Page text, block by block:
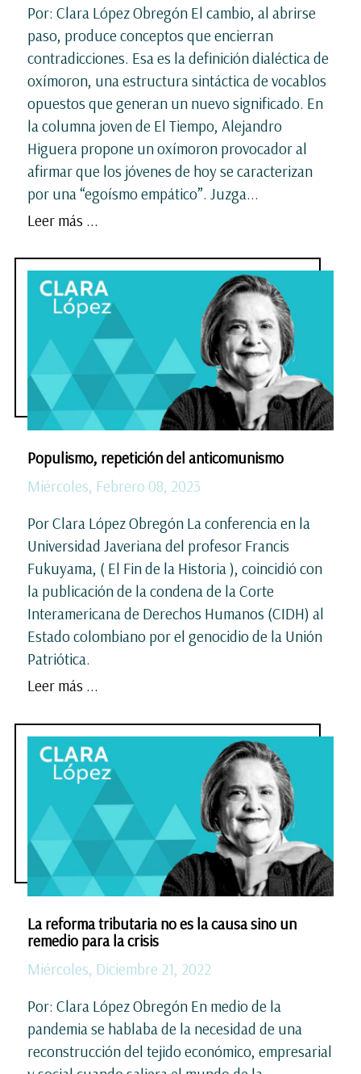
Por: Clara López Obregón El cambio, al abrirse
paso, produce conceptos que encierran
contradicciones. Esa es la definición dialéctica de
oxímoron, una estructura sintáctica de vocablos
opuestos que generan un nuevo significado. En
la columna joven de El Tiempo, Alejandro
Higuera propone un oxímoron provocador al
afirmar que los jóvenes de hoy se caracterizan
por una “egoísmo empático”. Juzga...
Leer más ...
Populismo, repetición del anticomunismo
Miércoles, Febrero 08, 2023
Por Clara López Obregón La conferencia en la
Universidad Javeriana del profesor Francis
Fukuyama, ( El Fin de la Historia ), coincidió con
la publicación de la condena de la Corte
Interamericana de Derechos Humanos (CIDH) al
Estado colombiano por el genocidio de la Unión
Patriótica.
Leer más ...
La reforma tributaria no es la causa sino un
remedio para la crisis
Miércoles, Diciembre 21, 2022
Por: Clara López Obregón En medio de la
pandemia se hablaba de la necesidad de una
reconstrucción del tejido económico, empresarial